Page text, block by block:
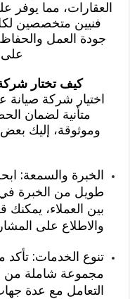
العقارات، مما
فنيين متخصصين
جودة العمل والحفاظ
على
كيف تختار
اختيار شركة
متأنية لضمان
وموثوقة، إليك
الخبرة والسمعة:
طويل من الخبرة
بين العملاء، يمكنك
والاطلاع على
تنوع الخدمات:
مجموعة شاملة من
التعامل مع عدة